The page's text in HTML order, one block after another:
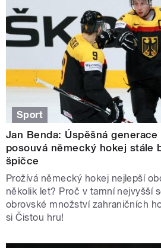
Sport
Jan Benda: Úspěšná
posouvá německý hokej stále
špičce
Prožívá německý hokej nejlepší
několik let? Proč v tamní nejvyšší
obrovské množství zahraničních
si Čistou hru!